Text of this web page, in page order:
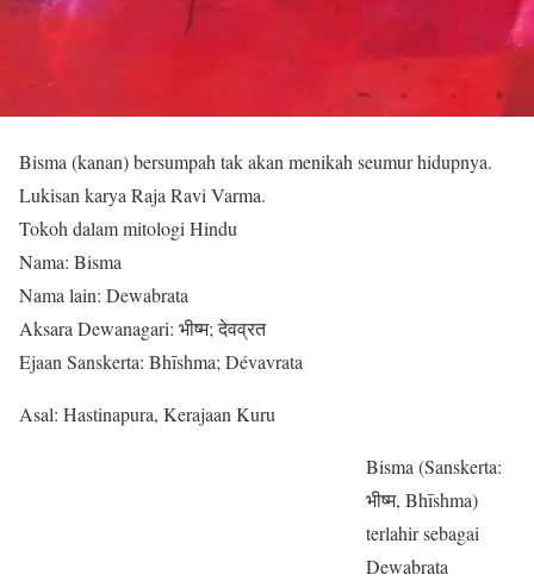
Bisma (kanan) bersumpah tak akan menikah seumur hidupnya.
Lukisan karya Raja Ravi Varma.
Tokoh dalam mitologi Hindu
Nama: Bisma
Nama lain: Dewabrata
Aksara Dewanagari: भीष्म; देवव्रत
Ejaan Sanskerta: Bhīshma; Dévavrata
Asal: Hastinapura, Kerajaan Kuru
Bisma (Sanskerta:
भीष्म, Bhīshma)
terlahir sebagai
Dewabrata